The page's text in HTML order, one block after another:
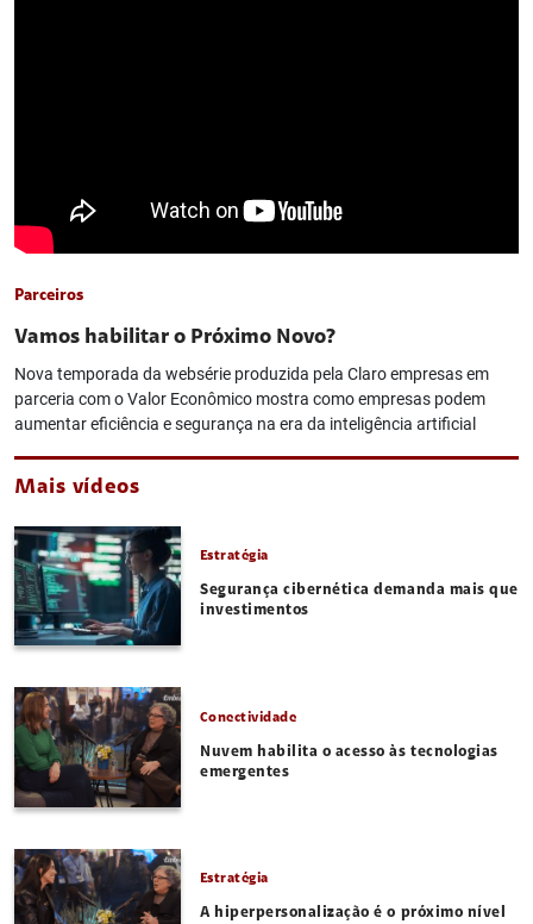
Parceiros
Vamos habilitar o Próximo Novo?
Nova temporada da websérie produzida pela Claro empresas em
parceria com o Valor Econômico mostra como empresas podem
aumentar eficiência e segurança na era da inteligência artificial
Mais vídeos
Estratégia
Segurança cibernética demanda mais que
investimentos
Conectividade
Nuvem habilita o acesso às tecnologias
emergentes
Estratégia
A hiperpersonalização é o próximo nível